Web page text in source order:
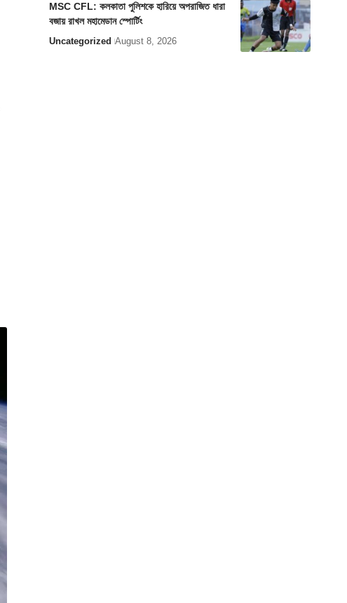
MSC CFL: কলকাতা পুলিশকে হারিয়ে অপরাজিত ধারা
বজায় রাখল মহামেডান স্পোর্টিং
Uncategorized August 8, 2026